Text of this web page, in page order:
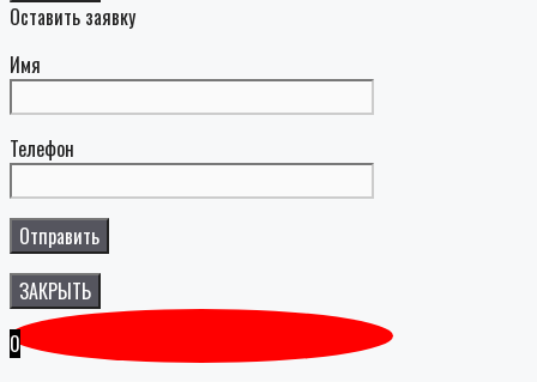
Оставить заявку
Имя
Телефон
ЗАКРЫТЬ
0